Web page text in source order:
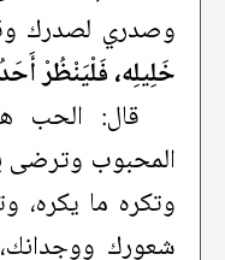
وصدري لصدرك
خَلِيلِه، فَلْيَنْظُرْ
قال: الحب
المحبوب
وتكره ما يكره،
شعورك